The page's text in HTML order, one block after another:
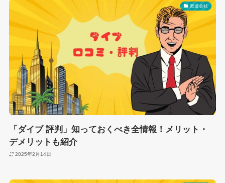
派遣会社
「ダイブ 評判」知っておくべき全情報！メリット・
デメリットも紹介
2025年2月14日